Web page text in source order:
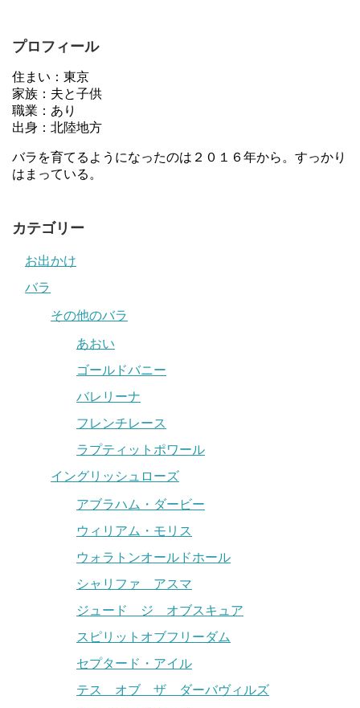
プロフィール
住まい：東京
家族：夫と子供
職業：あり
出身：北陸地方
バラを育てるようになったのは２０１６年から。すっかり
はまっている。
カテゴリー
お出かけ
バラ
その他のバラ
あおい
ゴールドバニー
バレリーナ
フレンチレース
ラプティットポワール
イングリッシュローズ
アブラハム・ダービー
ウィリアム・モリス
ウォラトンオールドホール
シャリファ アスマ
ジュード ジ オブスキュア
スピリットオブフリーダム
セプタード・アイル
テス オブ ザ ダーバヴィルズ